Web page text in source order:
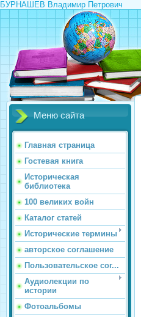
БУРНАШЕВ Владимир Петрович
Меню сайта
Главная страница
Гостевая книга
Историческая
библиотека
100 великих войн
Каталог статей
Исторические термины
авторское соглашение
Пользовательское сог...
Аудиолекции по
истории
Фотоальбомы